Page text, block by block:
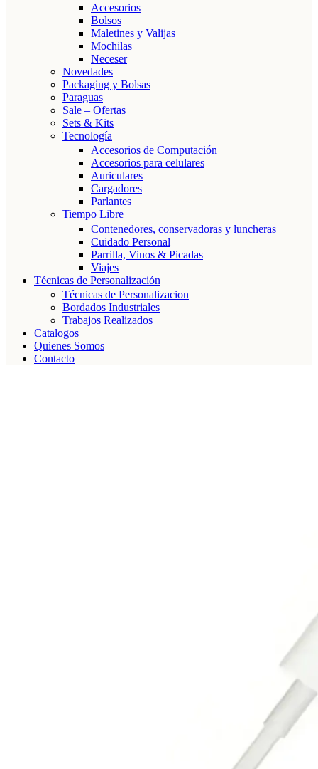
Accesorios
Bolsos
Maletines y Valijas
Mochilas
Neceser
Novedades
Packaging y Bolsas
Paraguas
Sale – Ofertas
Sets & Kits
Tecnología
Accesorios de Computación
Accesorios para celulares
Auriculares
Cargadores
Parlantes
Tiempo Libre
Contenedores, conservadoras y luncheras
Cuidado Personal
Parrilla, Vinos & Picadas
Viajes
Técnicas de Personalización
Técnicas de Personalizacion
Bordados Industriales
Trabajos Realizados
Catalogos
Quienes Somos
Contacto